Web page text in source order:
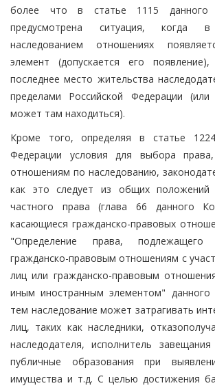
более что в статье 1115 данного
предусмотрена ситуация, когда
наследованием отношениях
элемент (допускается его
последнее место жительства
пределами Российской Федерации (или
может там находиться).
Кроме того, определяя в статье
Федерации условия для выбора
отношениям по наследованию,
как это следует из общих положений
частного права (глава 66 данного
касающиеся гражданско-правовых
"Определение права,
гражданско-правовым отношениям с
лиц или гражданско-правовым
иным иностранным элементом"
тем наследование может затрагивать
лиц, таких как наследники,
наследодателя, исполнитель завещания
публичные образования при
имущества и т.д. С целью достижения